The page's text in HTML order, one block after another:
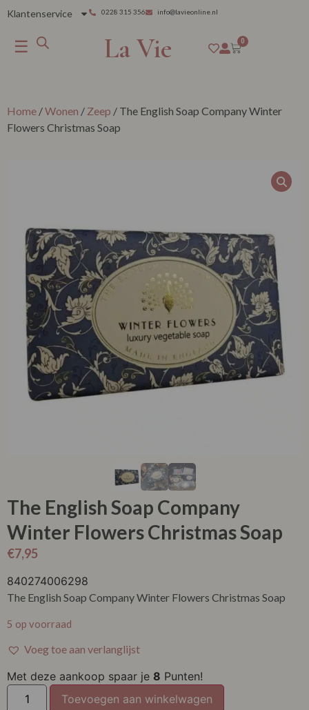
Klantenservice 0228 315 356 info@lavieonline.nl
☰ La Vie 0
Home /Wonen / Zeep / The English Soap Company Winter
Flowers Christmas Soap
The English Soap Company
Winter Flowers Christmas Soap
€7,95
840274006298
The English Soap Company Winter Flowers Christmas Soap
5 op voorraad
Voeg toe aan verlanglijst
Met deze aankoop spaar je 8 Punten!
Toevoegen aan winkelwagen